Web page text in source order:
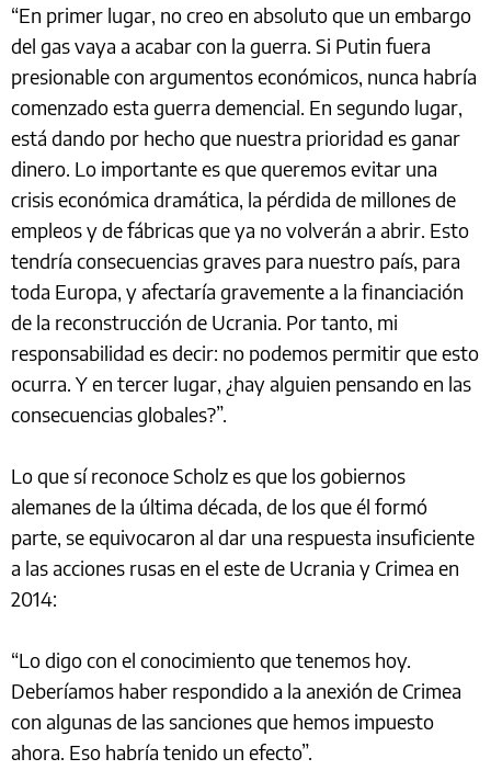
“En primer lugar, no creo en absoluto que un embargo
del gas vaya a acabar con la guerra. Si Putin fuera
presionable con argumentos económicos, nunca habría
comenzado esta guerra demencial. En segundo lugar,
está dando por hecho que nuestra prioridad es ganar
dinero. Lo importante es que queremos evitar una
crisis económica dramática, la pérdida de millones de
empleos y de fábricas que ya no volverán a abrir. Esto
tendría consecuencias graves para nuestro país, para
toda Europa, y afectaría gravemente a la financiación
de la reconstrucción de Ucrania. Por tanto, mi
responsabilidad es decir: no podemos permitir que esto
ocurra. Y en tercer lugar, ¿hay alguien pensando en las
consecuencias globales?”.
Lo que sí reconoce Scholz es que los gobiernos
alemanes de la última década, de los que él formó
parte, se equivocaron al dar una respuesta insuficiente
a las acciones rusas en el este de Ucrania y Crimea en
2014:
“Lo digo con el conocimiento que tenemos hoy.
Deberíamos haber respondido a la anexión de Crimea
con algunas de las sanciones que hemos impuesto
ahora. Eso habría tenido un efecto”.